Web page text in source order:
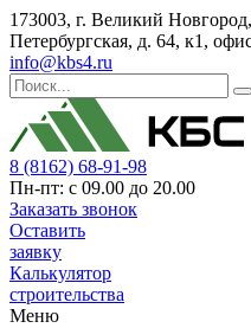
173003, г. Великий
Петербургская, д. 64, к1,
info@kbs4.ru
8 (8162) 68-91-98
Пн-пт: с 09.00 до 20.00
Заказать звонок
Оставить
заявку
Калькулятор
строительства
Меню